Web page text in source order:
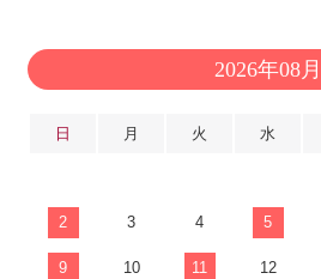
2026年08月
日 月 火 水
2 3 4 5
9 10 11 12